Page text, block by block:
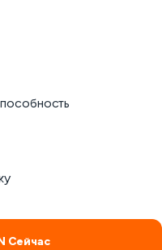
Сейчас